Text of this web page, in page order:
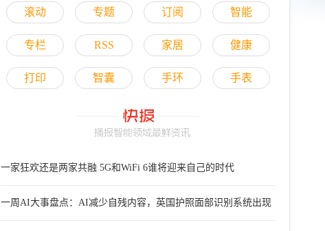
滚动 专题 订阅 智能
专栏 RSS 家居 健康
打印 智囊 手环 手表
一家狂欢还是两家共融 5G和WiFi 6谁将迎来自己的时代
一周AI大事盘点：AI减少自残内容，英国护照面部识别系统出现